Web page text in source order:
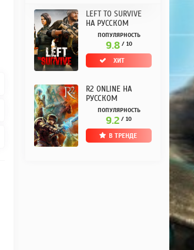
LEFT TO SURVIVE
НА РУССКОМ
ПОПУЛЯРНОСТЬ
9.8 / 10
ХИТ
R2 ONLINE НА
РУССКОМ
ПОПУЛЯРНОСТЬ
9.2 / 10
В ТРЕНДЕ